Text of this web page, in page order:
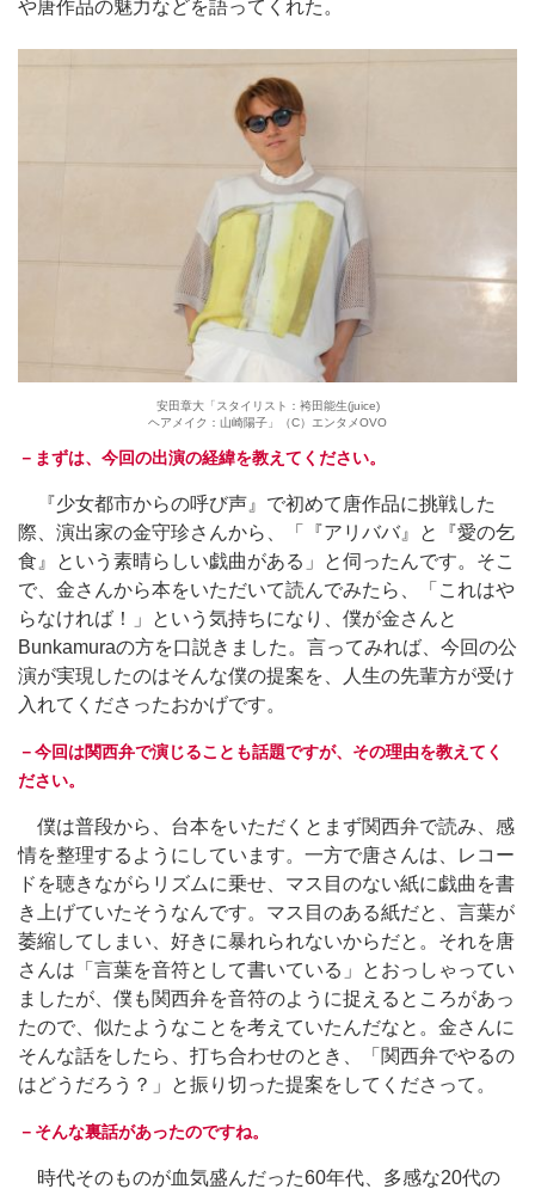
や唐作品の魅力などを語ってくれた。
安田章大「スタイリスト：袴田能生(juice)
ヘアメイク：山崎陽子」（C）エンタメOVO
－まずは、今回の出演の経緯を教えてください。
『少女都市からの呼び声』で初めて唐作品に挑戦した
際、演出家の金守珍さんから、「『アリババ』と『愛の乞
食』という素晴らしい戯曲がある」と伺ったんです。そこ
で、金さんから本をいただいて読んでみたら、「これはや
らなければ！」という気持ちになり、僕が金さんと
Bunkamuraの方を口説きました。言ってみれば、今回の公
演が実現したのはそんな僕の提案を、人生の先輩方が受け
入れてくださったおかげです。
－今回は関西弁で演じることも話題ですが、その理由を教えてく
ださい。
僕は普段から、台本をいただくとまず関西弁で読み、感
情を整理するようにしています。一方で唐さんは、レコー
ドを聴きながらリズムに乗せ、マス目のない紙に戯曲を書
き上げていたそうなんです。マス目のある紙だと、言葉が
萎縮してしまい、好きに暴れられないからだと。それを唐
さんは「言葉を音符として書いている」とおっしゃってい
ましたが、僕も関西弁を音符のように捉えるところがあっ
たので、似たようなことを考えていたんだなと。金さんに
そんな話をしたら、打ち合わせのとき、「関西弁でやるの
はどうだろう？」と振り切った提案をしてくださって。
－そんな裏話があったのですね。
時代そのものが血気盛んだった60年代、多感な20代の